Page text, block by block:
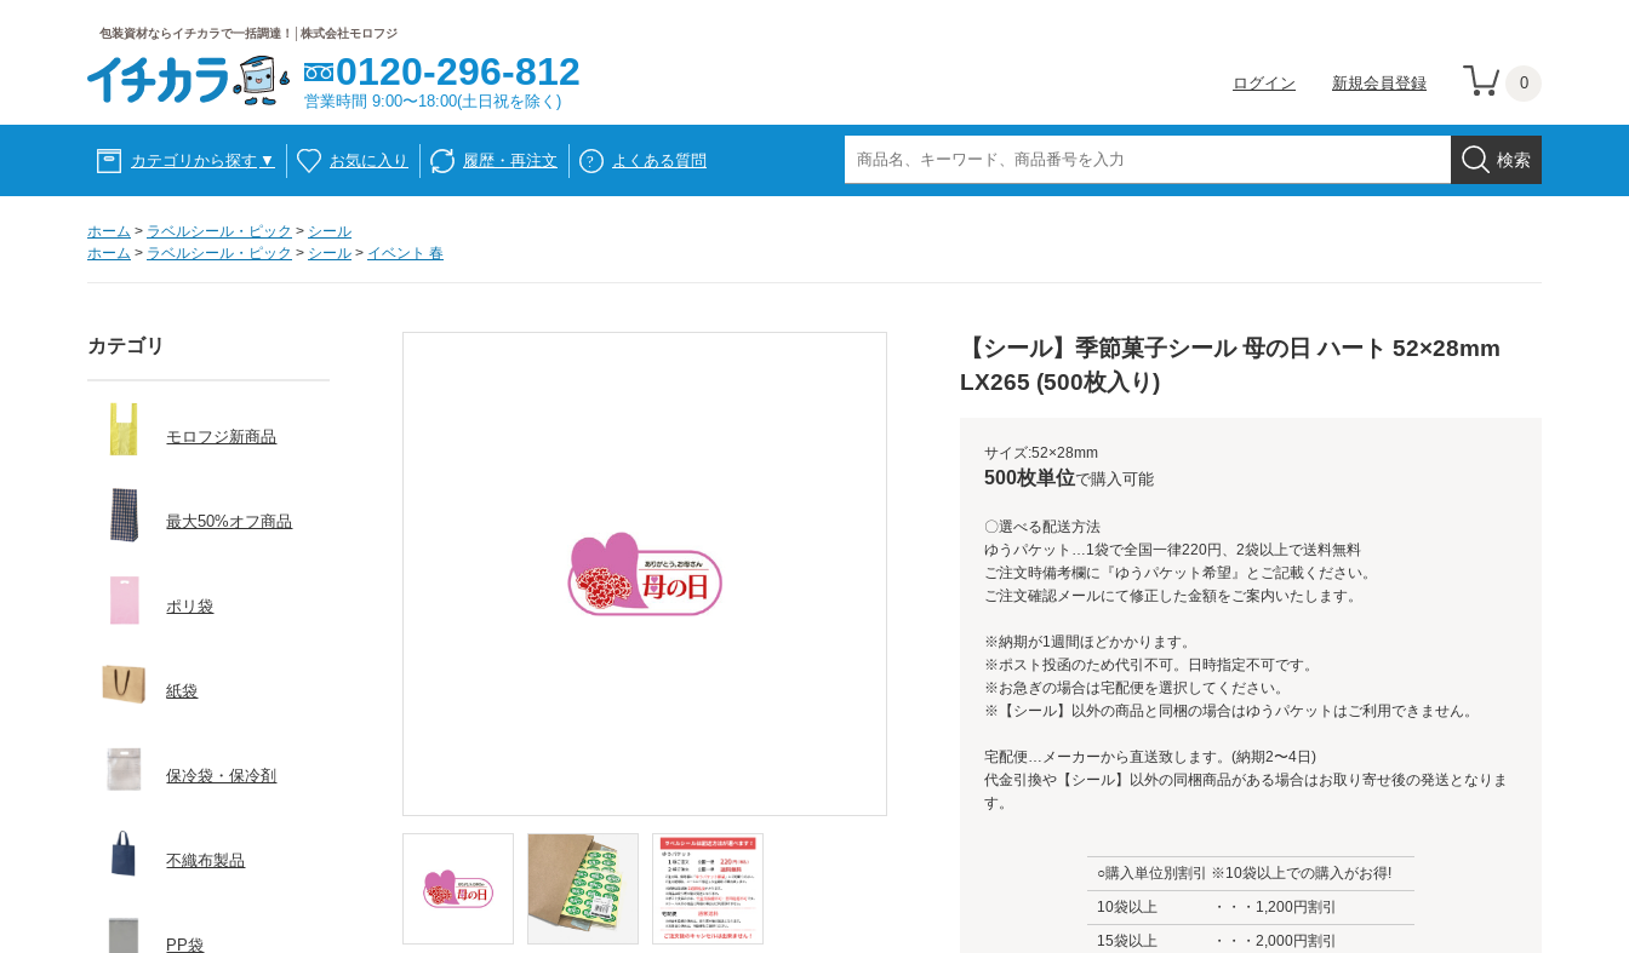
包装資材ならイチカラで一括調達！│株式会社モロフジ
0120-296-812
営業時間 9:00〜18:00(土日祝を除く)
ログイン 新規会員登録 0
カテゴリから探す ▼ お気に入り 履歴・再注文 よくある質問
ホーム > ラベルシール・ピック > シール
ホーム > ラベルシール・ピック > シール > イベント 春
カテゴリ
モロフジ新商品
最大50%オフ商品
ポリ袋
紙袋
保冷袋・保冷剤
不織布製品
PP袋
【シール】季節菓子シール 母の日 ハート 52×28mm
LX265 (500枚入り)
サイズ:52×28mm
500枚単位で購入可能
〇選べる配送方法
ゆうパケット…1袋で全国一律220円、 2袋以上で送料無料
ご注文時備考欄に『ゆうパケット希望』とご記載ください。
ご注文確認メールにて修正した金額をご案内いたします。
※納期が1週間ほどかかります。
※ポスト投函のため代引不可。日時指定不可です。
※お急ぎの場合は宅配便を選択してください。
※【シール】以外の商品と同梱の場合はゆうパケットはご利用できません。
宅配便…メーカーから直送致します。(納期2〜4日)
代金引換や【シール】以外の同梱商品がある場合はお取り寄せ後の発送となりま
す。
○購入単位別割引 ※10袋以上での購入がお得!
10袋以上
・・・1,200円割引
15袋以上
・・・2,000円割引